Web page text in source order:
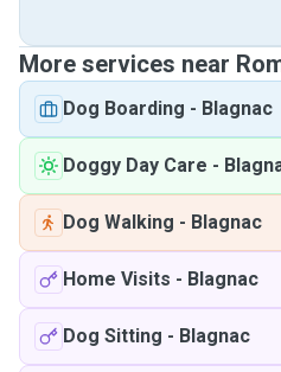
More services near
Dog Boarding - Blagnac
Doggy Day Care -
Dog Walking - Blagnac
Home Visits - Blagnac
Dog Sitting - Blagnac